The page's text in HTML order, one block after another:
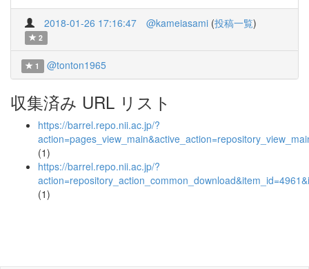
2018-01-26 17:16:47 @kameiasami (投稿一覧)
2
1 @tonton1965
収集済み URL リスト
https://barrel.repo.nii.ac.jp/?
(1)
https://barrel.repo.nii.ac.jp/?
(1)